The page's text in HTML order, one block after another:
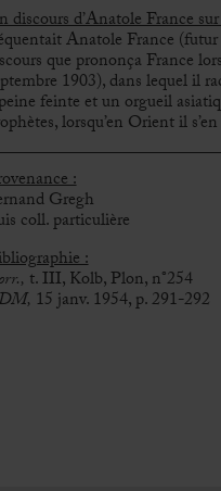
discours d’Anatole France
Anatole France
que prononça France
1903), dans lequel il
feinte et un orgueil
lorsqu’en Orient il
:
Gregh
coll. particulière
:
t. III, Kolb, Plon, n°254
15 janv. 1954, p. 291-292